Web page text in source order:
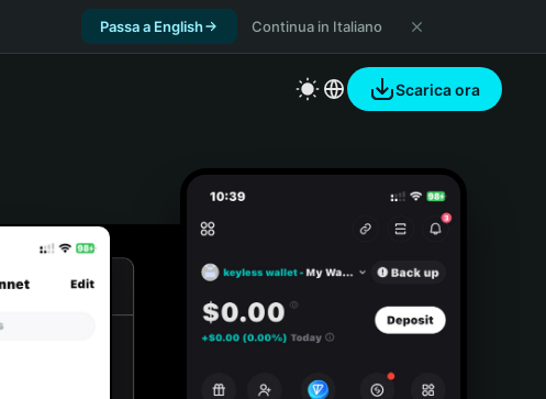
Passa a English Continua in Italiano
Scarica ora